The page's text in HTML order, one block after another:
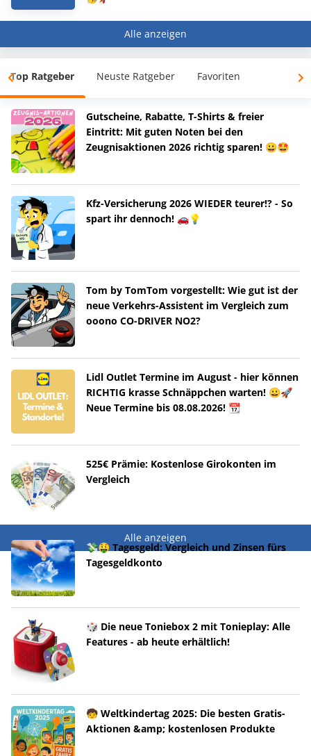
Alle anzeigen
Top Ratgeber Neuste Ratgeber Favoriten
Gutscheine, Rabatte, T-Shirts & freier
Eintritt: Mit guten Noten bei den
Zeugnisaktionen 2026 richtig sparen! 😀🤩
Kfz-Versicherung 2026 WIEDER teurer!? - So
spart ihr dennoch! 🚗💡
Tom by TomTom vorgestellt: Wie gut ist der
neue Verkehrs-Assistent im Vergleich zum
ooono CO-DRIVER NO2?
Lidl Outlet Termine im August - hier können
RICHTIG krasse Schnäppchen warten! 😀🚀
Neue Termine bis 08.08.2026! 📆
525€ Prämie: Kostenlose Girokonten im
Vergleich
Alle anzeigen
💸🤑 Tagesgeld: Vergleich und Zinsen fürs
Tagesgeldkonto
🎲 Die neue Toniebox 2 mit Tonieplay: Alle
Features - ab heute erhältlich!
🧒 Weltkindertag 2025: Die besten Gratis-
Aktionen &amp; kostenlosen Produkte